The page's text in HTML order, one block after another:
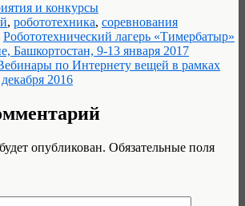
и конкурсы
, робототехника, соревнования
Робототехнический лагерь «Тимербатыр»
Башкортостан, 9-13 января 2017
по Интернету вещей в рамках
2016
опубликован. Обязательные поля